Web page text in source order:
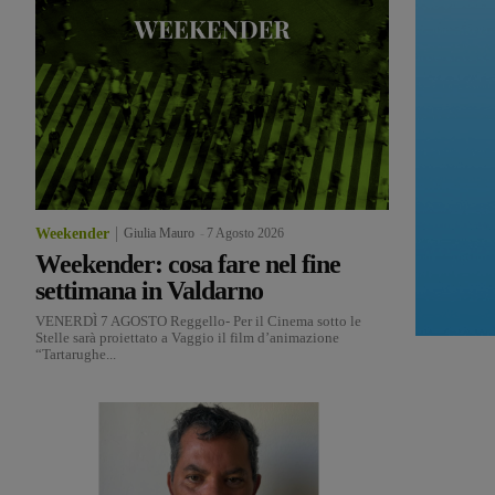
Weekender Giulia Mauro 7 Agosto 2026
Weekender: cosa fare nel fine
settimana in Valdarno
VENERDÌ 7 AGOSTO Reggello- Per il Cinema sotto le
Stelle sarà proiettato a Vaggio il film d’animazione
“Tartarughe...